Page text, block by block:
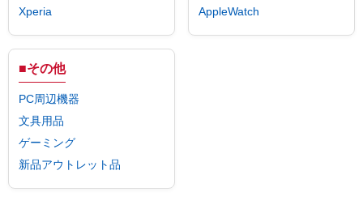
Xperia
AppleWatch
■その他
PC周辺機器
文具用品
ゲーミング
新品アウトレット品